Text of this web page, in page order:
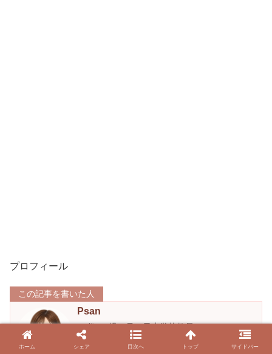
プロフィール
この記事を書いた人
Psan
不妊治療専念のため退職。
現在はフリーランスライター。
ホーム シェア 目次へ トップ サイドバー